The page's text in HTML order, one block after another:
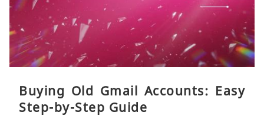
Buying Old Gmail Accounts: Easy
Step-by-Step Guide